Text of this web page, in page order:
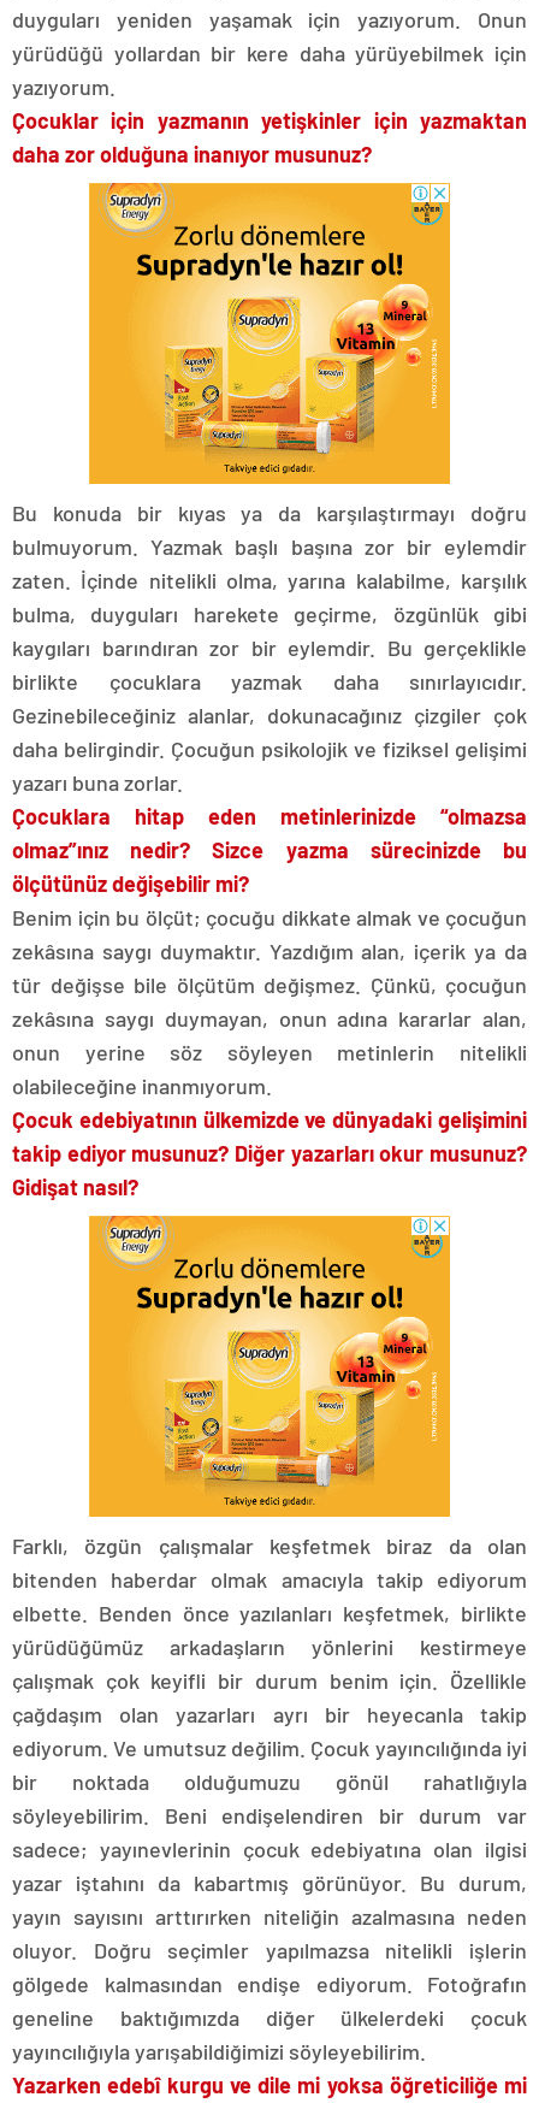
duyguları yeniden yaşamak için yazıyorum. Onun
yürüdüğü yollardan bir kere daha yürüyebilmek için
yazıyorum.
Çocuklar için yazmanın yetişkinler için yazmaktan
daha zor olduğuna inanıyor musunuz?
Bu konuda bir kıyas ya da karşılaştırmayı doğru
bulmuyorum. Yazmak başlı başına zor bir eylemdir
zaten. İçinde nitelikli olma, yarına kalabilme, karşılık
bulma, duyguları harekete geçirme, özgünlük gibi
kaygıları barındıran zor bir eylemdir. Bu gerçeklikle
birlikte çocuklara yazmak daha sınırlayıcıdır.
Gezinebileceğiniz alanlar, dokunacağınız çizgiler çok
daha belirgindir. Çocuğun psikolojik ve fiziksel gelişimi
yazarı buna zorlar.
Çocuklara hitap eden metinlerinizde “olmazsa
olmaz”ınız nedir? Sizce yazma sürecinizde bu
ölçütünüz değişebilir mi?
Benim için bu ölçüt; çocuğu dikkate almak ve çocuğun
zekâsına saygı duymaktır. Yazdığım alan, içerik ya da
tür değişse bile ölçütüm değişmez. Çünkü, çocuğun
zekâsına saygı duymayan, onun adına kararlar alan,
onun yerine söz söyleyen metinlerin nitelikli
olabileceğine inanmıyorum.
Çocuk edebiyatının ülkemizde ve dünyadaki gelişimini
takip ediyor musunuz? Diğer yazarları okur musunuz?
Gidişat nasıl?
Farklı, özgün çalışmalar keşfetmek biraz da olan
bitenden haberdar olmak amacıyla takip ediyorum
elbette. Benden önce yazılanları keşfetmek, birlikte
yürüdüğümüz arkadaşların yönlerini kestirmeye
çalışmak çok keyifli bir durum benim için. Özellikle
çağdaşım olan yazarları ayrı bir heyecanla takip
ediyorum. Ve umutsuz değilim. Çocuk yayıncılığında iyi
bir noktada olduğumuzu gönül rahatlığıyla
söyleyebilirim. Beni endişelendiren bir durum var
sadece; yayınevlerinin çocuk edebiyatına olan ilgisi
yazar iştahını da kabartmış görünüyor. Bu durum,
yayın sayısını arttırırken niteliğin azalmasına neden
oluyor. Doğru seçimler yapılmazsa nitelikli işlerin
gölgede kalmasından endişe ediyorum. Fotoğrafın
geneline baktığımızda diğer ülkelerdeki çocuk
yayıncılığıyla yarışabildiğimizi söyleyebilirim.
Yazarken edebî kurgu ve dile mi yoksa öğreticiliğe mi